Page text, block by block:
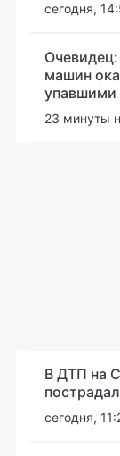
сегодня,
машин
упавшими
23 минуты
В ДТП на
сегодня,